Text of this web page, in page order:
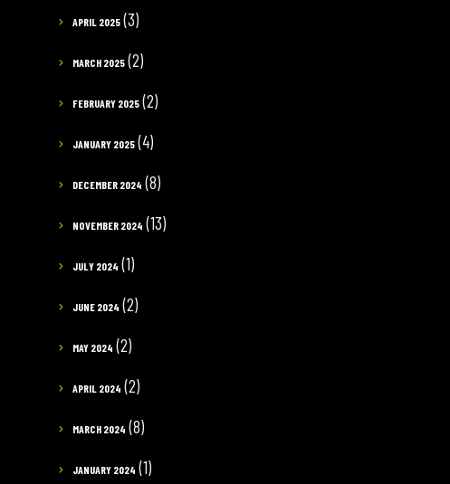
APRIL 2025 (3)
MARCH 2025 (2)
FEBRUARY 2025 (2)
JANUARY 2025 (4)
DECEMBER 2024 (8)
NOVEMBER 2024 (13)
JULY 2024 (1)
JUNE 2024 (2)
MAY 2024 (2)
APRIL 2024 (2)
MARCH 2024 (8)
JANUARY 2024 (1)